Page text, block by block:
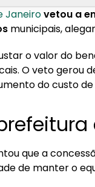
do Rio vetou
Janeirovetou a
municipais,
o valor do
O veto gerou
do custo de
que a
de manter o